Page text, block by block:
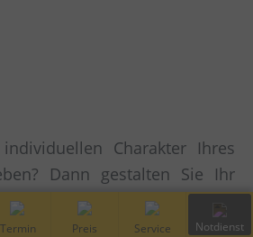
Charakter Ihres
Dann gestalten Sie Ihr
Ihren Wünschen. Das
größte bewegliche Fläche
Vor-Ort Preis Service